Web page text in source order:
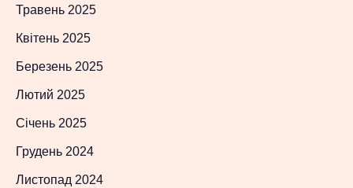
Травень 2025
Квітень 2025
Березень 2025
Лютий 2025
Січень 2025
Грудень 2024
Листопад 2024